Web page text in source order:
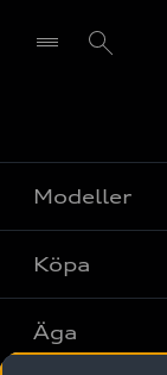
Modeller
Alla modeller
Elbilar
Köpa
Äga